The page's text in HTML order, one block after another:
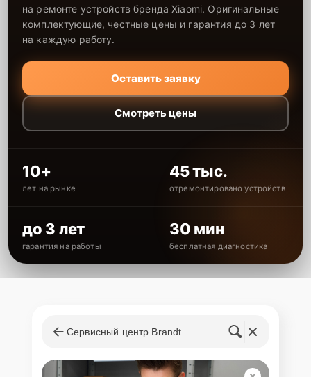
на ремонте устройств бренда Xiaomi. Оригинальные
комплектующие, честные цены и гарантия до 3 лет
на каждую работу.
Оставить заявку
Смотреть цены
10+
лет на рынке
45 тыс.
отремонтировано устройств
до 3 лет
гарантия на работы
30 мин
бесплатная диагностика
Сервисный центр Brandt